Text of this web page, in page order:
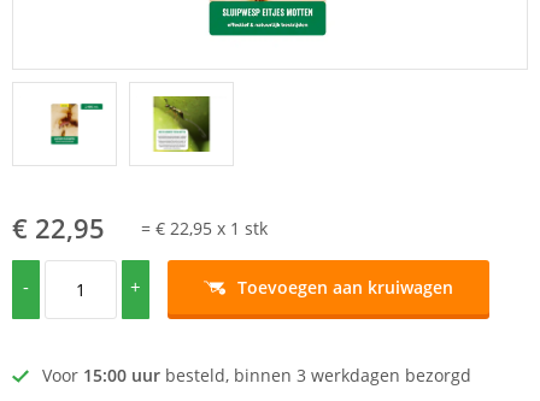
€ 22,95 = € 22,95 x 1 stk
- + Toevoegen aan kruiwagen
Voor 15:00 uur besteld, binnen 3 werkdagen bezorgd